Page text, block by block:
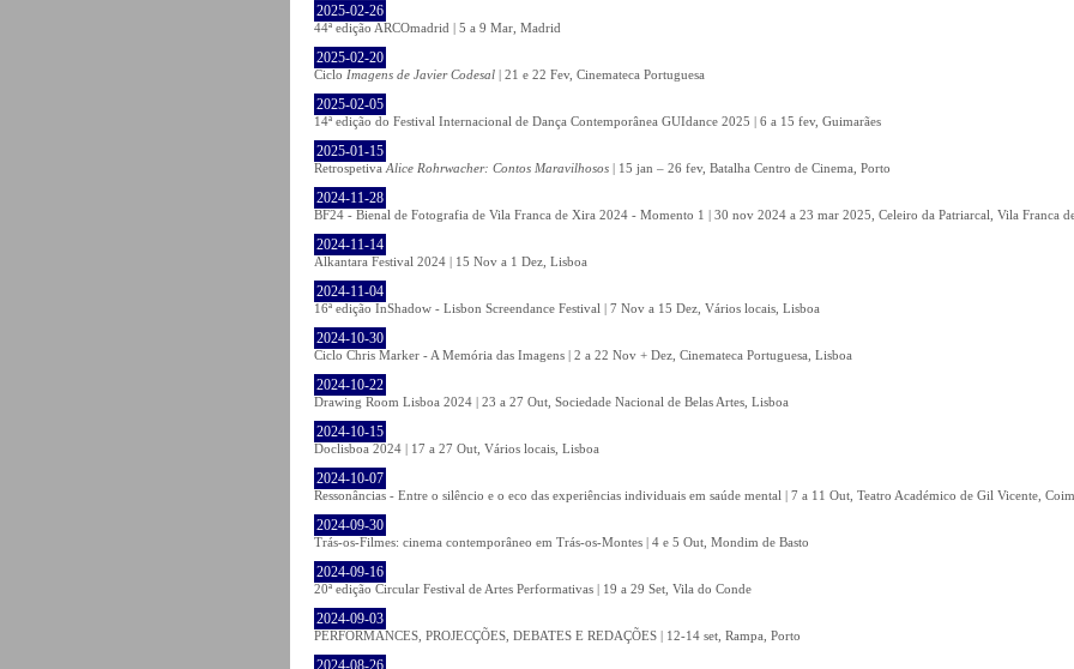
2025-02-26
44ª edição ARCOmadrid | 5 a 9 Mar, Madrid
2025-02-20
Ciclo Imagens de Javier Codesal | 21 e 22 Fev, Cinemateca Portuguesa
2025-02-05
14ª edição do Festival Internacional de Dança Contemporânea GUIdance 2025 | 6 a 15 fev, Guimarães
2025-01-15
Retrospetiva Alice Rohrwacher: Contos Maravilhosos | 15 jan – 26 fev, Batalha Centro de Cinema, Porto
2024-11-28
BF24 - Bienal de Fotografia de Vila Franca de Xira 2024 - Momento 1 | 30 nov 2024 a 23 mar 2025, Celeiro da Patriarcal, Vila Franca
2024-11-14
Alkantara Festival 2024 | 15 Nov a 1 Dez, Lisboa
2024-11-04
16ª edição InShadow - Lisbon Screendance Festival | 7 Nov a 15 Dez, Vários locais, Lisboa
2024-10-30
Ciclo Chris Marker - A Memória das Imagens | 2 a 22 Nov + Dez, Cinemateca Portuguesa, Lisboa
2024-10-22
Drawing Room Lisboa 2024 | 23 a 27 Out, Sociedade Nacional de Belas Artes, Lisboa
2024-10-15
Doclisboa 2024 | 17 a 27 Out, Vários locais, Lisboa
2024-10-07
Ressonâncias - Entre o silêncio e o eco das experiências individuais em saúde mental | 7 a 11 Out, Teatro Académico de Gil Vicente,
2024-09-30
Trás-os-Filmes: cinema contemporâneo em Trás-os-Montes | 4 e 5 Out, Mondim de Basto
2024-09-16
20ª edição Circular Festival de Artes Performativas | 19 a 29 Set, Vila do Conde
2024-09-03
PERFORMANCES, PROJECÇÕES, DEBATES E REDAÇÕES | 12-14 set, Rampa, Porto
2024-08-26